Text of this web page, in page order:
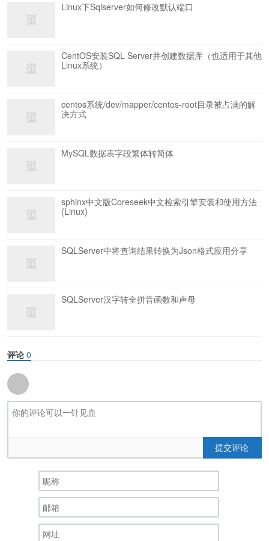
Linux下Sqlserver如何修改默认端口
CentOS安装SQL Server并创建数据库（也适用于其他
Linux系统）
centos系统/dev/mapper/centos-root目录被占满的解
决方式
MySQL数据表字段繁体转简体
sphinx中文版Coreseek中文检索引擎安装和使用方法
(Linux)
SQLServer中将查询结果转换为Json格式应用分享
SQLServer汉字转全拼音函数和声母
评论 0
提交评论